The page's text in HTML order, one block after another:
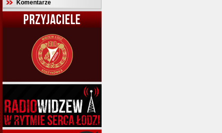
Komentarze
PRZYJACIELE